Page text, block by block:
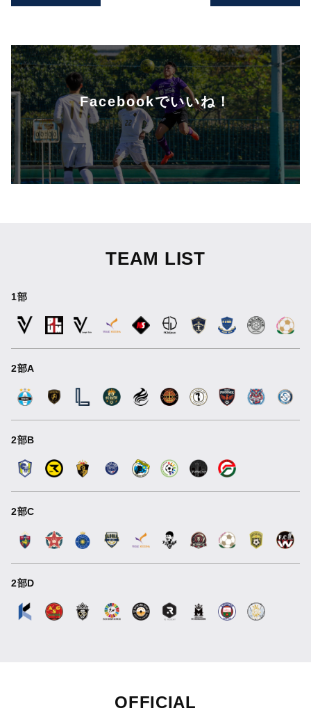
Facebookでいいね！
TEAM LIST
1部
2部A
2部B
2部C
2部D
OFFICIAL